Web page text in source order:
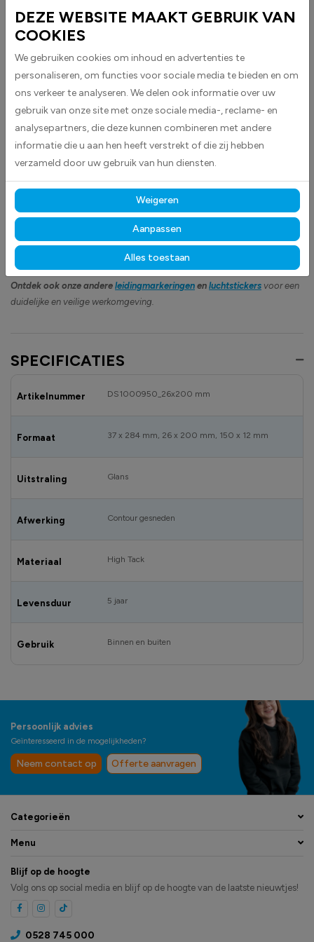
rechthoekige stickers met pijlen aan beide zijkanten en zijn ideaal voor
het markeren van persluchtleidingen.
De stickers zijn uitgevoerd in blauw met witte tekst voor duidelijke
zichtbaarheid en leesbaarheid volgens de geldende normen.
Volgens Europese richtlijnen is het verplicht om leidingen en
verbindingspunten duidelijk te identificeren, zoals bij begin- en
Opmaak volgens Europese richtlijn 92/58 en kleuren volgens NBN 69
en NEN 3050.
Gemaakt van hoogwaardige high-tack folie, hechten deze
stickers betrouwbaar op vrijwel elk oppervlaken blijven
langdurig zichtbaar, bestand tegen intensief gebruik, licht en vocht.
Ontdek ook onze andere leidingmarkeringen en luchtstickers voor een
duidelijke en veilige werkomgeving.
SPECIFICATIES
Artikelnummer DS1000950_26x200 mm
Formaat 37 x 284 mm, 26 x 200 mm, 150 x 12 mm
Uitstraling Glans
Afwerking Contour gesneden
Materiaal High Tack
Levensduur 5 jaar
Gebruik Binnen en buiten
Persoonlijk advies
Geïnteresseerd in de mogelijkheden?
Neem contact op Offerte aanvragen
Categorieën
Menu
Blijf op de hoogte
Volg ons op social media en blijf op de hoogte van de laatste nieuwtjes!
0528 745 000
DEZE WEBSITE MAAKT GEBRUIK VAN
COOKIES
We gebruiken cookies om inhoud en advertenties te
personaliseren, om functies voor sociale media te bieden en om
ons verkeer te analyseren. We delen ook informatie over uw
gebruik van onze site met onze sociale media-, reclame- en
analysepartners, die deze kunnen combineren met andere
informatie die u aan hen heeft verstrekt of die zij hebben
verzameld door uw gebruik van hun diensten.
Weigeren
Aanpassen
Alles toestaan